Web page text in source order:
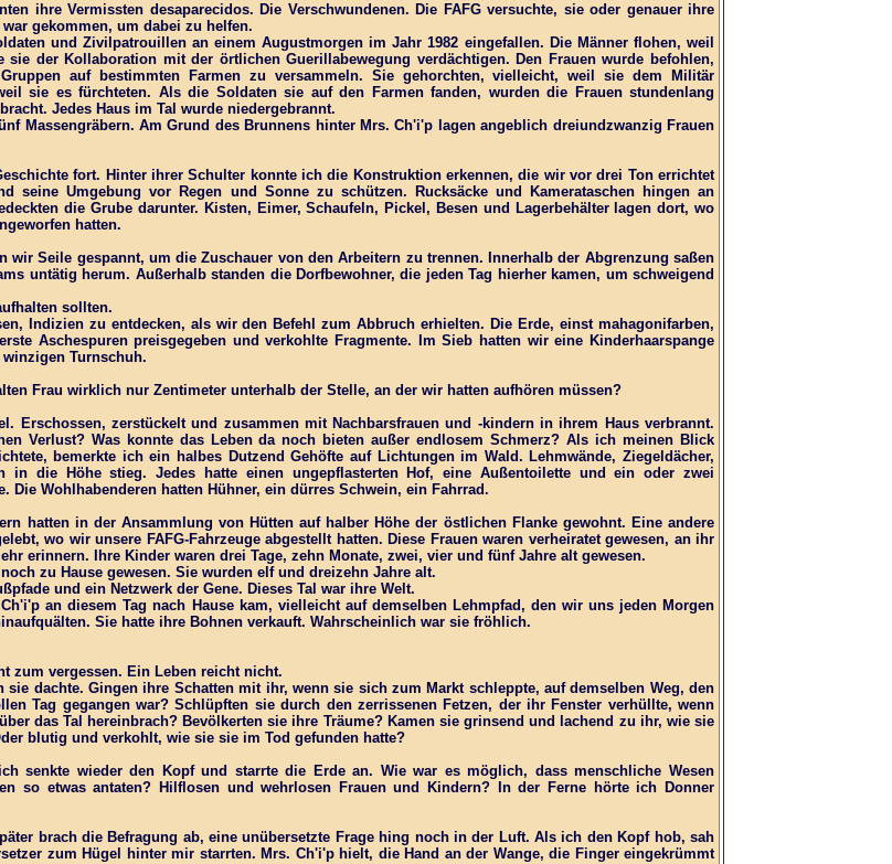
ihre Vermissten desaparecidos. Die Verschwundenen. Die FAFG versuchte, sie oder genauer ihre
gekommen, um dabei zu helfen.
und Zivilpatrouillen an einem Augustmorgen im Jahr 1982 eingefallen. Die Männer flohen, weil
sie der Kollaboration mit der örtlichen Guerillabewegung verdächtigen. Den Frauen wurde befohlen,
auf bestimmten Farmen zu versammeln. Sie gehorchten, vielleicht, weil sie dem Militär
sie es fürchteten. Als die Soldaten sie auf den Farmen fanden, wurden die Frauen stundenlang
Jedes Haus im Tal wurde niedergebrannt.
Massengräbern. Am Grund des Brunnens hinter Mrs. Ch'i'p lagen angeblich dreiundzwanzig Frauen
fort. Hinter ihrer Schulter konnte ich die Konstruktion erkennen, die wir vor drei Ton errichtet
seine Umgebung vor Regen und Sonne zu schützen. Rucksäcke und Kamerataschen hingen an
die Grube darunter. Kisten, Eimer, Schaufeln, Pickel, Besen und Lagerbehälter lagen dort, wo
hatten.
wir Seile gespannt, um die Zuschauer von den Arbeitern zu trennen. Innerhalb der Abgrenzung saßen
untätig herum. Außerhalb standen die Dorfbewohner, die jeden Tag hierher kamen, um schweigend
sollten.
Indizien zu entdecken, als wir den Befehl zum Abbruch erhielten. Die Erde, einst mahagonifarben,
Aschespuren preisgegeben und verkohlte Fragmente. Im Sieb hatten wir eine Kinderhaarspange
Turnschuh.
Frau wirklich nur Zentimeter unterhalb der Stelle, an der wir hatten aufhören müssen?
Erschossen, zerstückelt und zusammen mit Nachbarsfrauen und -kindern in ihrem Haus verbrannt.
Verlust? Was konnte das Leben da noch bieten außer endlosem Schmerz? Als ich meinen Blick
bemerkte ich ein halbes Dutzend Gehöfte auf Lichtungen im Wald. Lehmwände, Ziegeldächer,
in die Höhe stieg. Jedes hatte einen ungepflasterten Hof, eine Außentoilette und ein oder zwei
Die Wohlhabenderen hatten Hühner, ein dürres Schwein, ein Fahrrad.
hatten in der Ansammlung von Hütten auf halber Höhe der östlichen Flanke gewohnt. Eine andere
wo wir unsere FAFG-Fahrzeuge abgestellt hatten. Diese Frauen waren verheiratet gewesen, an ihr
erinnern. Ihre Kinder waren drei Tage, zehn Monate, zwei, vier und fünf Jahre alt gewesen.
zu Hause gewesen. Sie wurden elf und dreizehn Jahre alt.
und ein Netzwerk der Gene. Dieses Tal war ihre Welt.
an diesem Tag nach Hause kam, vielleicht auf demselben Lehmpfad, den wir uns jeden Morgen
Sie hatte ihre Bohnen verkauft. Wahrscheinlich war sie fröhlich.
zum vergessen. Ein Leben reicht nicht.
sie dachte. Gingen ihre Schatten mit ihr, wenn sie sich zum Markt schleppte, auf demselben Weg, den
Tag gegangen war? Schlüpften sie durch den zerrissenen Fetzen, der ihr Fenster verhüllte, wenn
das Tal hereinbrach? Bevölkerten sie ihre Träume? Kamen sie grinsend und lachend zu ihr, wie sie
blutig und verkohlt, wie sie sie im Tod gefunden hatte?
senkte wieder den Kopf und starrte die Erde an. Wie war es möglich, dass menschliche Wesen
so etwas antaten? Hilflosen und wehrlosen Frauen und Kindern? In der Ferne hörte ich Donner
brach die Befragung ab, eine unübersetzte Frage hing noch in der Luft. Als ich den Kopf hob, sah
zum Hügel hinter mir starrten. Mrs. Ch'i'p hielt, die Hand an der Wange, die Finger eingekrümmt